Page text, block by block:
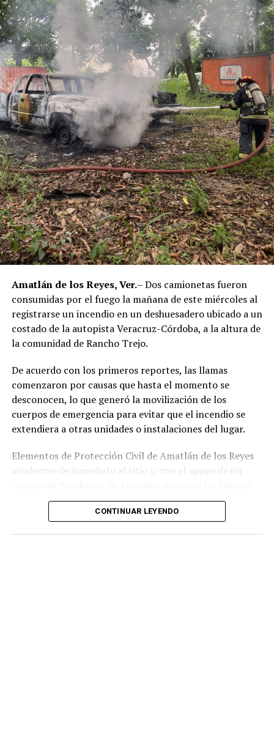
Los ahora sentenciados formaban parte de la Policía
Municipal de Coscomatepec durante la administración
del alcalde de Movimiento Ciudadano, Armando Reyes
Muñoz, y permanecerán recluidos en el Centro de
Reinserción Social de Mediana Seguridad de La Toma, en
Amatlán de los Reyes, donde cumplirán la condena.
Aunque durante el operativo fueron detenidos siete
policías municipales, la sentencia dada a conocer
corresponde únicamente a seis de ellos. Hasta el
momento, las autoridades no han informado la situación
jurídica del séptimo implicado.
El caso evidenció presuntas irregularidades dentro de la
corporación policiaca y motivó la intervención de
autoridades estatales y federales, en un contexto de
reforzamiento de las investigaciones contra servidores
públicos relacionados con actividades ilícitas en la
La sentencia representa uno de los primeros fallos
derivados de aquel operativo y confirma la
responsabilidad penal de los exuniformados por delitos
relacionados con la posesión de droga y el
públicos.
Amatlán de los Reyes, Ver.– Dos camionetas fueron
consumidas por el fuego la mañana de este miércoles al
registrarse un incendio en un deshuesadero ubicado a un
costado de la autopista Veracruz-Córdoba, a la altura de
la comunidad de Rancho Trejo.
De acuerdo con los primeros reportes, las llamas
comenzaron por causas que hasta el momento se
desconocen, lo que generó la movilización de los
cuerpos de emergencia para evitar que el incendio se
extendiera a otras unidades o instalaciones del lugar.
Elementos de Protección Civil de Amatlán de los Reyes
acudieron de inmediato al sitio y, con el apoyo de un
para sofocar el fuego, logrando controlar la emergencia
tras varios minutos de trabajo.
CONTINUAR LEYENDO